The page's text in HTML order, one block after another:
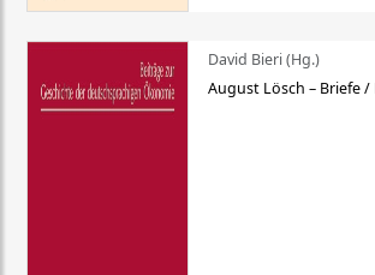
David Bieri (Hg.)
August Lösch – Briefe